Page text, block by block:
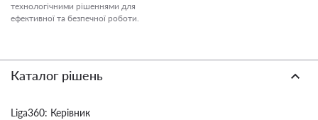
технологічними рішеннями для
ефективної та безпечної роботи.
Каталог рішень
Liga360: Керівник